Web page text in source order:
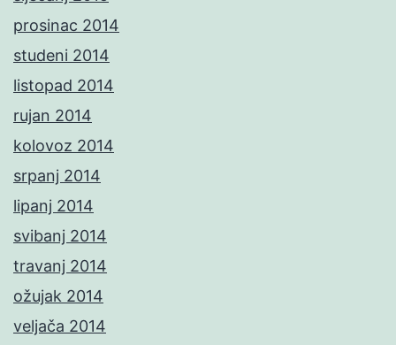
prosinac 2014
studeni 2014
listopad 2014
rujan 2014
kolovoz 2014
srpanj 2014
lipanj 2014
svibanj 2014
travanj 2014
ožujak 2014
veljača 2014